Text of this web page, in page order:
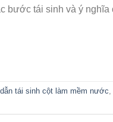
bước tái sinh và ý
tái sinh cột làm mềm nước,